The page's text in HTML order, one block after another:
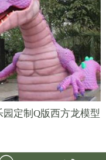
园定制Q版西方龙模型